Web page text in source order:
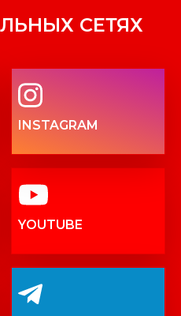
СЕТЯХ
INSTAGRAM
YOUTUBE